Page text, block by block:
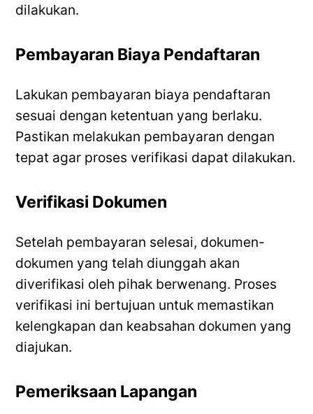
dilakukan.
Pembayaran Biaya Pendaftaran
Lakukan pembayaran biaya pendaftaran
sesuai dengan ketentuan yang berlaku.
Pastikan melakukan pembayaran dengan
tepat agar proses verifikasi dapat dilakukan.
Verifikasi Dokumen
Setelah pembayaran selesai, dokumen-
dokumen yang telah diunggah akan
diverifikasi oleh pihak berwenang. Proses
verifikasi ini bertujuan untuk memastikan
kelengkapan dan keabsahan dokumen yang
diajukan.
Pemeriksaan Lapangan